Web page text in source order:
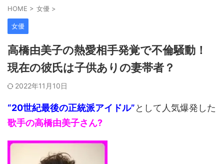
HOME > 女優 >
女優
高橋由美子の熱愛相手発覚で不倫騒動！
現在の彼氏は子供ありの妻帯者？
2022年11月10日
“20世紀最後の正統派アイドル”として人気爆発した
歌手の高橋由美子さん?